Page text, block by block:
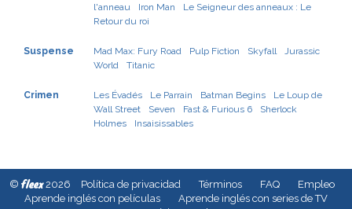
l'anneau
Iron Man
Le Seigneur des anneaux : Le
Retour du roi
Suspense Mad Max: Fury Road Pulp Fiction Skyfall
Jurassic
World
Titanic
Crimen Les Évadés Le Parrain Batman Begins
Le Loup de
Wall Street
Seven Fast & Furious 6
Sherlock
Holmes
Insaisissables
© fleex2026 Política de privacidad Términos FAQ
Empleo
Aprende inglés con películas
Aprende inglés con series de TV